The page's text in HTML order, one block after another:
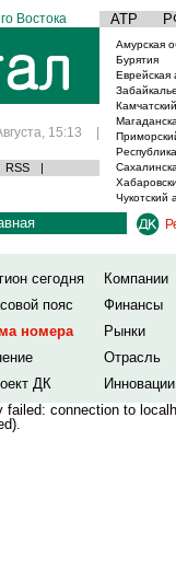
Востока АТР
15:13 |
RSS |
Амурская
Бурятия
Еврейская
Чукотский
сегодня
Компании
пояс
Финансы
номера
Рынки
Отрасль
ДК
Инновации
failed: connection to